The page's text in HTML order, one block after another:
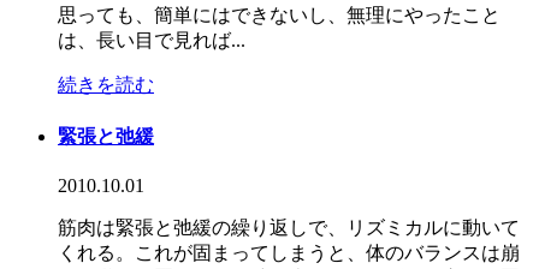
思っても、簡単にはできないし、無理にやったこと
は、長い目で見れば...
続きを読む
緊張と弛緩
2010.10.01
筋肉は緊張と弛緩の繰り返しで、リズミカルに動いて
くれる。これが固まってしまうと、体のバランスは崩